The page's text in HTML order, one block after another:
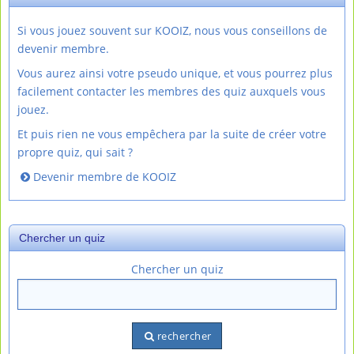
Si vous jouez souvent sur KOOIZ, nous vous conseillons de
devenir membre.
Vous aurez ainsi votre pseudo unique, et vous pourrez plus
facilement contacter les membres des quiz auxquels vous
jouez.
Et puis rien ne vous empêchera par la suite de créer votre
propre quiz, qui sait ?
Devenir membre de KOOIZ
Chercher un quiz
Chercher un quiz
rechercher